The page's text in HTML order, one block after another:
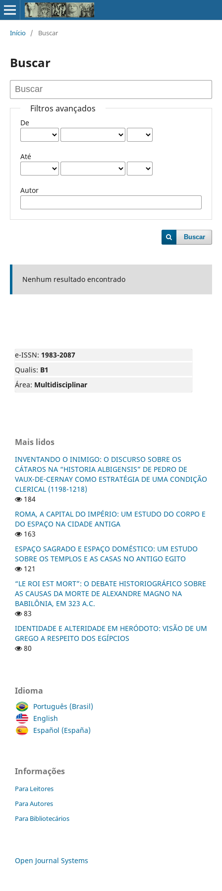
Início / Buscar
Buscar
Filtros avançados
De
Até
Autor
Buscar
Nenhum resultado encontrado
e-ISSN: 1983-2087
Qualis: B1
Área: Multidisciplinar
Mais lidos
INVENTANDO O INIMIGO: O DISCURSO SOBRE OS
CÁTAROS NA “HISTORIA ALBIGENSIS” DE PEDRO DE
VAUX-DE-CERNAY COMO ESTRATÉGIA DE UMA CONDIÇÃO
CLERICAL (1198-1218)
184
ROMA, A CAPITAL DO IMPÉRIO: UM ESTUDO DO CORPO E
DO ESPAÇO NA CIDADE ANTIGA
163
ESPAÇO SAGRADO E ESPAÇO DOMÉSTICO: UM ESTUDO
SOBRE OS TEMPLOS E AS CASAS NO ANTIGO EGITO
121
“LE ROI EST MORT”: O DEBATE HISTORIOGRÁFICO SOBRE
AS CAUSAS DA MORTE DE ALEXANDRE MAGNO NA
BABILÔNIA, EM 323 A.C.
83
IDENTIDADE E ALTERIDADE EM HERÓDOTO: VISÃO DE UM
GREGO A RESPEITO DOS EGÍPCIOS
80
Idioma
Português (Brasil)
English
Español (España)
Informações
Para Leitores
Para Autores
Para Bibliotecários
Open Journal Systems